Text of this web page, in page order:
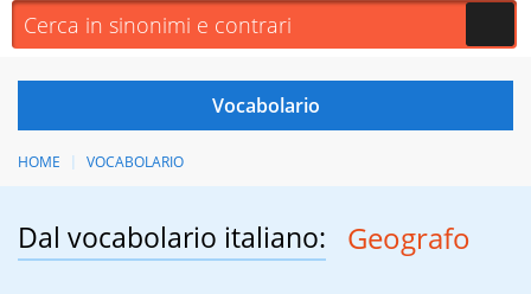
HOME VOCABOLARIO
Dal vocabolario italiano: Geografo